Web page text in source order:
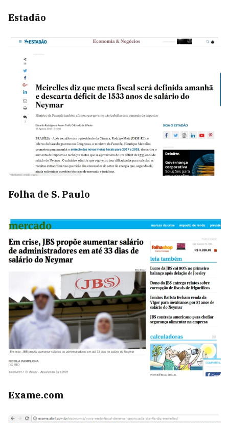
Estadão
Folha de S. Paulo
Exame.com